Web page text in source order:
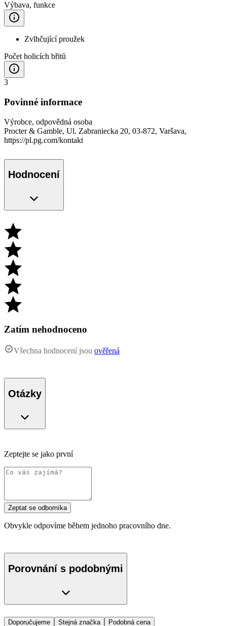
Výbava, funkce
Zvlhčující proužek
Počet holicích břitů
3
Povinné informace
Výrobce, odpovědná osoba
Procter & Gamble, Ul. Zabraniecka 20, 03-872, Varšava,
https://pl.pg.com/kontakt
Hodnocení
Zatím nehodnoceno
Všechna hodnocení jsou ověřená
Otázky
Zeptejte se jako první
Zeptat se odborníka
Obvykle odpovíme během jednoho pracovního dne.
Porovnání s podobnými
Doporučujeme Stejná značka Podobná cena